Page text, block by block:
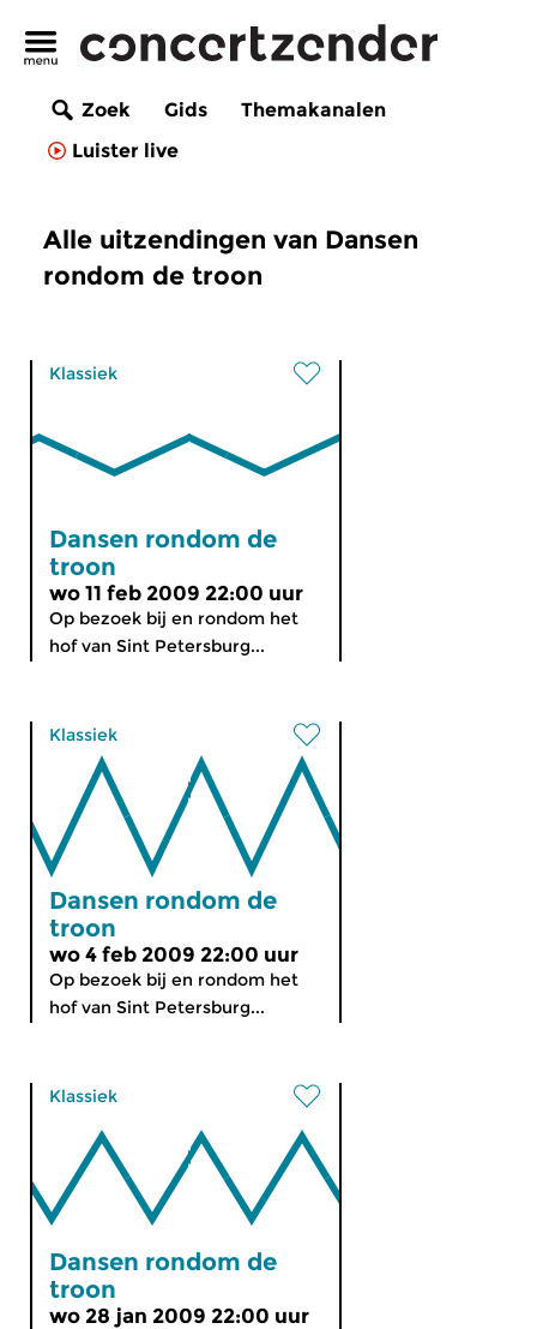
Zoek Gids
Themakanalen
Luister live
Alle uitzendingen van Dansen
rondom de troon
Klassiek
Dansen rondom de
troon
wo 11 feb 2009 22:00 uur
Op bezoek bij en rondom het
hof van Sint Petersburg...
Klassiek
Dansen rondom de
troon
wo 4 feb 2009 22:00 uur
Op bezoek bij en rondom het
hof van Sint Petersburg...
Klassiek
Dansen rondom de
troon
wo 28 jan 2009 22:00 uur